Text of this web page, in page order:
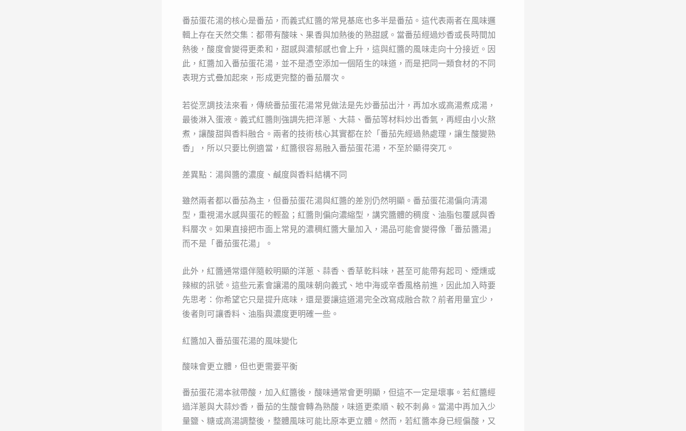
番茄蛋花湯的核心是番茄，而義式紅醬的常見基底也多半是番茄。這代表兩者在風味邏
輯上存在天然交集：都帶有酸味、果香與加熱後的熟甜感。當番茄經過炒香或長時間加
熱後，酸度會變得更柔和，甜感與濃郁感也會上升，這與紅醬的風味走向十分接近。因
此，紅醬加入番茄蛋花湯，並不是憑空添加一個陌生的味道，而是把同一類食材的不同
表現方式疊加起來，形成更完整的番茄層次。
若從烹調技法來看，傳統番茄蛋花湯常見做法是先炒番茄出汁，再加水或高湯煮成湯，
最後淋入蛋液。義式紅醬則強調先把洋蔥、大蒜、番茄等材料炒出香氣，再經由小火熬
煮，讓酸甜與香料融合。兩者的技術核心其實都在於「番茄先經過熱處理，讓生酸變熟
香」，所以只要比例適當，紅醬很容易融入番茄蛋花湯，不至於顯得突兀。
差異點：湯與醬的濃度、鹹度與香料結構不同
雖然兩者都以番茄為主，但番茄蛋花湯與紅醬的差別仍然明顯。番茄蛋花湯偏向清湯
型，重視湯水感與蛋花的輕盈；紅醬則偏向濃縮型，講究醬體的稠度、油脂包覆感與香
料層次。如果直接把市面上常見的濃稠紅醬大量加入，湯品可能會變得像「番茄醬湯」
而不是「番茄蛋花湯」。
此外，紅醬通常還伴隨較明顯的洋蔥、蒜香、香草乾料味，甚至可能帶有起司、煙燻或
辣椒的訊號。這些元素會讓湯的風味朝向義式、地中海或辛香風格前進，因此加入時要
先思考：你希望它只是提升底味，還是要讓這道湯完全改寫成融合款？前者用量宜少，
後者則可讓香料、油脂與濃度更明確一些。
紅醬加入番茄蛋花湯的風味變化
酸味會更立體，但也更需要平衡
番茄蛋花湯本就帶酸，加入紅醬後，酸味通常會更明顯，但這不一定是壞事。若紅醬經
過洋蔥與大蒜炒香，番茄的生酸會轉為熟酸，味道更柔順、較不刺鼻。當湯中再加入少
量鹽、糖或高湯調整後，整體風味可能比原本更立體。然而，若紅醬本身已經偏酸，又